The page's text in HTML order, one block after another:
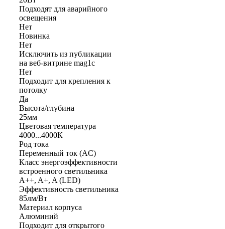
Подходят для аварийного
освещения
Нет
Новинка
Нет
Исключить из публикации
на веб-витрине mag1c
Нет
Подходит для крепления к
потолку
Да
Высота/глубина
25мм
Цветовая температура
4000...4000К
Род тока
Переменный ток (AC)
Класс энергоэффективности
встроенного светильника
A++, A+, A (LED)
Эффективность светильника
85лм/Вт
Материал корпуса
Алюминий
Подходит для открытого